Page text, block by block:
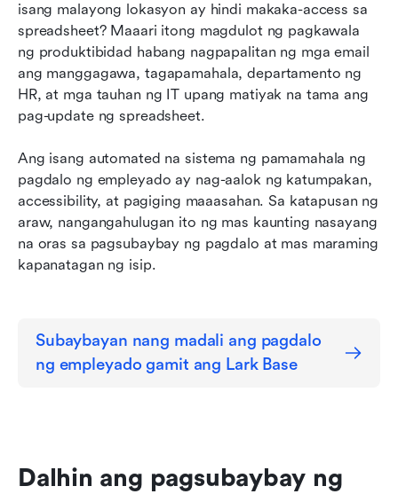
isang malayong lokasyon ay hindi makaka-access sa
spreadsheet? Maaari itong magdulot ng pagkawala
ng produktibidad habang nagpapalitan ng mga email
ang manggagawa, tagapamahala, departamento ng
HR, at mga tauhan ng IT upang matiyak na tama ang
pag-update ng spreadsheet.
Ang isang automated na sistema ng pamamahala ng
pagdalo ng empleyado ay nag-aalok ng katumpakan,
accessibility, at pagiging maaasahan. Sa katapusan ng
araw, nangangahulugan ito ng mas kaunting nasayang
na oras sa pagsubaybay ng pagdalo at mas maraming
kapanatagan ng isip.
Subaybayan nang madali ang pagdalo
ng empleyado gamit ang Lark Base
Dalhin ang pagsubaybay ng